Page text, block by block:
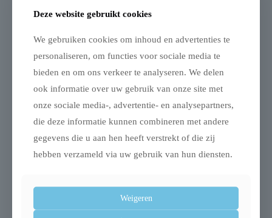
Toevoegingen: Vitamine C (3a312) 35 mg
Gerelateerde producten
Uitverkocht
Deze website gebruikt cookies
We gebruiken cookies om inhoud en advertenties te
personaliseren, om functies voor sociale media te
bieden en om ons verkeer te analyseren. We delen
ook informatie over uw gebruik van onze site met
onze sociale media-, advertentie- en analysepartners,
die deze informatie kunnen combineren met andere
gegevens die u aan hen heeft verstrekt of die zij
hebben verzameld via uw gebruik van hun diensten.
Weigeren